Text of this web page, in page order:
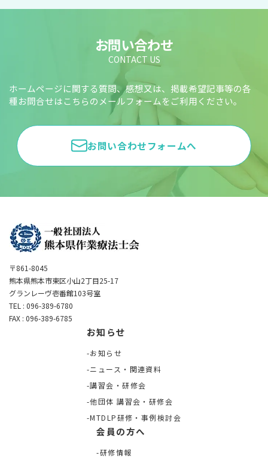
お問い合わせ
CONTACT US
ホームページに関する質問、感想又は、掲載希望記事等の各
種お問合せはこちらのメールフォームをご利用ください。
お問い合わせフォームへ
〒861-8045
熊本県熊本市東区小山2丁目25-17
グランレーヴ壱番館103号室
TEL : 096-389-6780
FAX : 096-389-6785
お知らせ
お知らせ
ニュース・関連資料
講習会・研修会
他団体 講習会・研修会
MTDLP研修・事例検討会
会員の方へ
研修情報